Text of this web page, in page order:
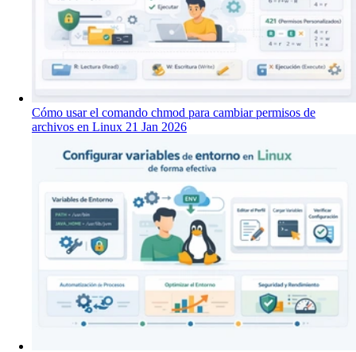
Cómo usar el comando chmod para cambiar permisos de
archivos en Linux 21 Jan 2026